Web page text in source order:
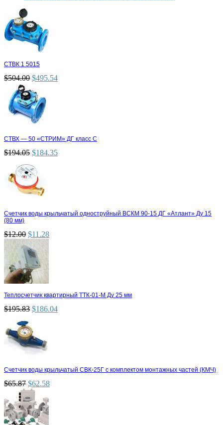
СТВК 1 5015
$504.00 $495.54
СТВХ — 50 «СТРИМ» ДГ класс С
$194.05 $184.35
Счетчик воды крыльчатый одноструйный ВСКМ 90-15 ДГ «Атлант» Ду 15
(80 мм)
$12.00 $11.28
Теплосчетчик квартирный ТТК-01-М Ду 25 мм
$195.83 $186.04
Счетчик воды крыльчатый СВК-25Г с комплектом монтажных частей (КМЧ)
$65.87 $62.58